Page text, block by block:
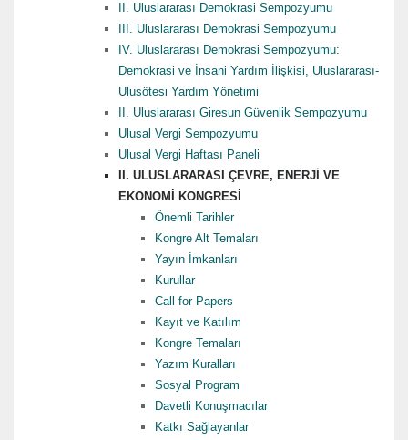
II. Uluslararası Demokrasi Sempozyumu
III. Uluslararası Demokrasi Sempozyumu
IV. Uluslararası Demokrasi Sempozyumu:
Demokrasi ve İnsani Yardım İlişkisi, Uluslararası-
Ulusötesi Yardım Yönetimi
II. Uluslararası Giresun Güvenlik Sempozyumu
Ulusal Vergi Sempozyumu
Ulusal Vergi Haftası Paneli
II. ULUSLARARASI ÇEVRE, ENERJİ VE
EKONOMİ KONGRESİ
Önemli Tarihler
Kongre Alt Temaları
Yayın İmkanları
Kurullar
Call for Papers
Kayıt ve Katılım
Kongre Temaları
Yazım Kuralları
Sosyal Program
Davetli Konuşmacılar
Katkı Sağlayanlar